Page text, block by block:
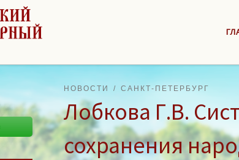
НОВОСТИ САНКТ-ПЕТЕРБУРГ
Лобкова Г.В.
сохранения